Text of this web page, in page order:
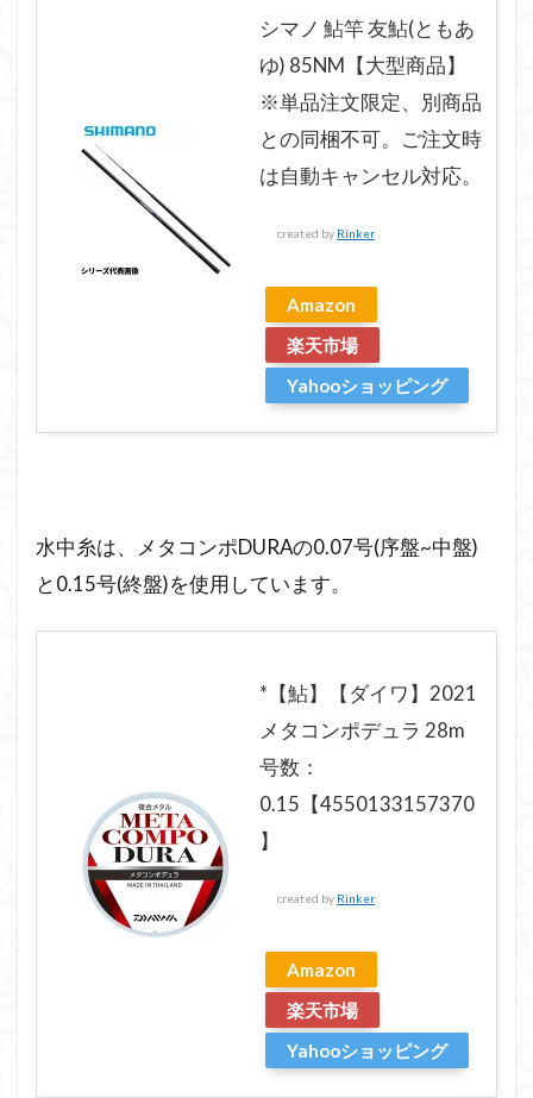
シマノ 鮎竿 友鮎(ともあ
ゆ) 85NM【大型商品】
※単品注文限定、別商品
との同梱不可。ご注文時
は自動キャンセル対応。
created by Rinker
Amazon
楽天市場
Yahooショッピング
水中糸は、メタコンポDURAの0.07号(序盤~中盤)
と0.15号(終盤)を使用しています。
*【鮎】【ダイワ】2021
メタコンポデュラ 28m
号数：
0.15【4550133157370
】
created by Rinker
Amazon
楽天市場
Yahooショッピング